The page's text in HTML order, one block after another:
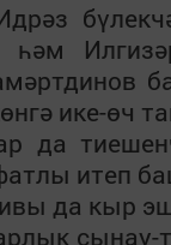
һәм
ике-өч
да
итеп
да кыр